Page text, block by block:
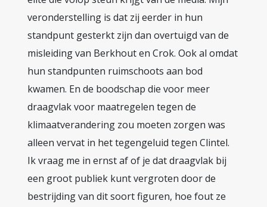
veronderstelling is dat zij eerder in hun
standpunt gesterkt zijn dan overtuigd van de
misleiding van Berkhout en Crok. Ook al omdat
hun standpunten ruimschoots aan bod
kwamen. En de boodschap die voor meer
draagvlak voor maatregelen tegen de
klimaatverandering zou moeten zorgen was
alleen vervat in het tegengeluid tegen Clintel.
Ik vraag me in ernst af of je dat draagvlak bij
een groot publiek kunt vergroten door de
bestrijding van dit soort figuren, hoe fout ze